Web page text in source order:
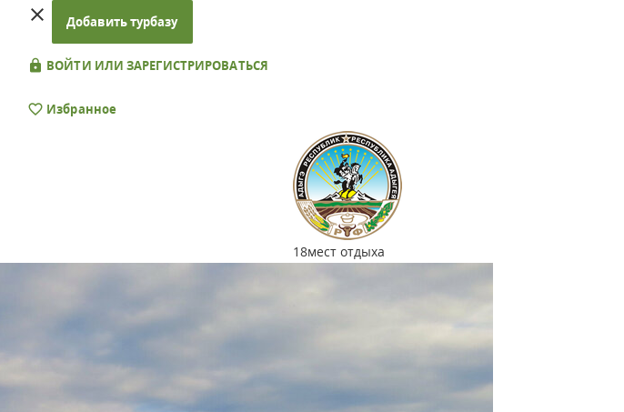
Добавить турбазу
ВОЙТИ ИЛИ ЗАРЕГИСТРИРОВАТЬСЯ
Избранное
18мест отдыха